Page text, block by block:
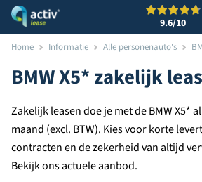
9.6/10
Home Informatie Alle personenauto's
BMW X5* zakelijk
Zakelijk leasen doe je met de BMW X5*
maand (excl. BTW). Kies voor korte
contracten en de zekerheid van altijd
Bekijk ons actuele aanbod.